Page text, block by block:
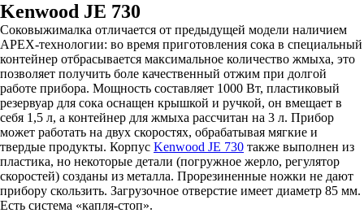
Kenwood JE 730
Соковыжималка отличается от предыдущей модели наличием
APEX-технологии: во время приготовления сока в специальный
контейнер отбрасывается максимальное количество жмыха, это
позволяет получить боле качественный отжим при долгой
работе прибора. Мощность составляет 1000 Вт, пластиковый
резервуар для сока оснащен крышкой и ручкой, он вмещает в
себя 1,5 л, а контейнер для жмыха рассчитан на 3 л. Прибор
может работать на двух скоростях, обрабатывая мягкие и
твердые продукты. Корпус Kenwood JE 730 также выполнен из
пластика, но некоторые детали (погружное жерло, регулятор
скоростей) созданы из металла. Прорезиненные ножки не дают
прибору скользить. Загрузочное отверстие имеет диаметр 85 мм.
Есть система «капля-стоп».